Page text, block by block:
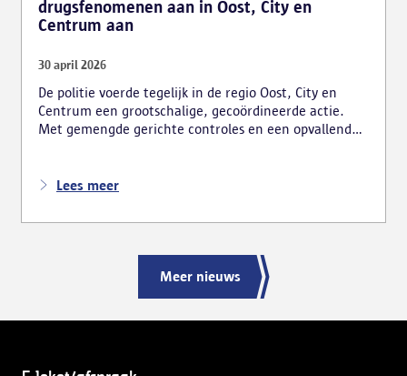
drugsfenomenen aan in Oost, City en
Centrum aan
30 april 2026
De politie voerde tegelijk in de regio Oost, City en
Centrum een grootschalige, gecoördineerde actie.
Met gemengde gerichte controles en een opvallend
onveiligheidsgevoel in de verschillende wijken
Lees meer
Meer nieuws